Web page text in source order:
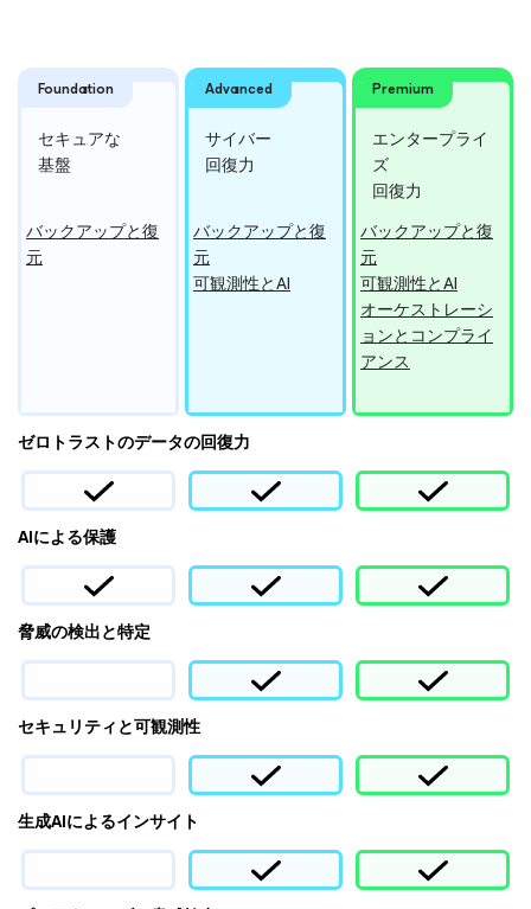
Foundation
セキュアな
基盤
Advanced
サイバー
回復力
Premium
エンタープライ
ズ
回復力
バックアップと復
元
バックアップと復
元
可観測性とAI
バックアップと復
元
可観測性とAI
オーケストレーシ
ョンとコンプライ
アンス
ゼロトラストのデータの回復力
AIによる保護
脅威の検出と特定
セキュリティと可観測性
生成AIによるインサイト